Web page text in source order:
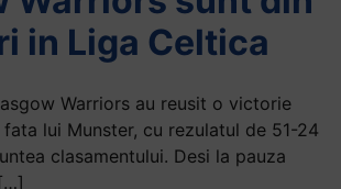
in Liga Celtica
Warriors au reusit o victorie
lui Munster, cu rezulatul de 51-24
clasamentului. Desi la pauza